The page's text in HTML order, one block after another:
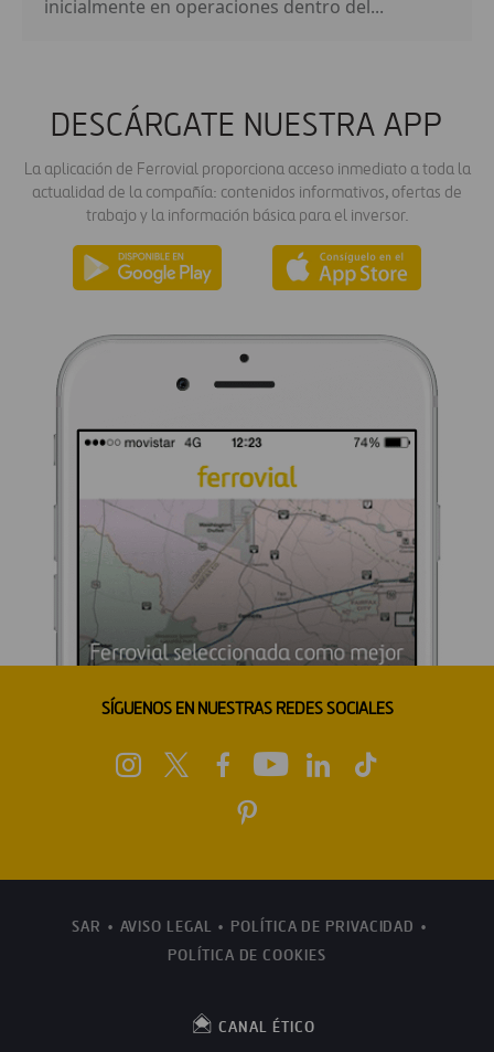
inicialmente en operaciones dentro del...
DESCÁRGATE NUESTRA APP
La aplicación de Ferrovial proporciona acceso inmediato a toda la
actualidad de la compañía: contenidos informativos, ofertas de
trabajo y la información básica para el inversor.
SÍGUENOS EN NUESTRAS REDES SOCIALES
SAR AVISO LEGAL
POLÍTICA DE PRIVACIDAD
POLÍTICA DE COOKIES
CANAL ÉTICO